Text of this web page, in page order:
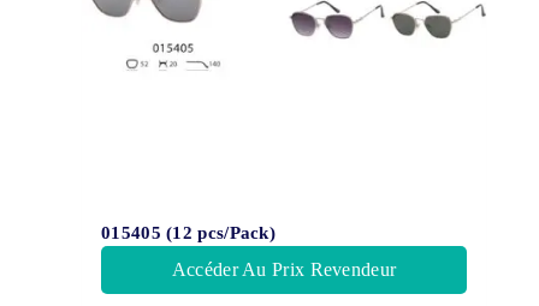
015405 (12 pcs/Pack)
Accéder Au Prix Revendeur